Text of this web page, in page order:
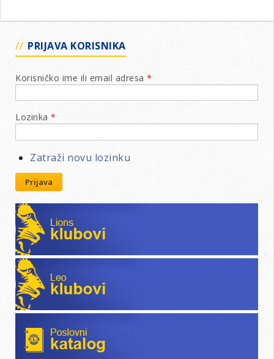
PRIJAVA KORISNIKA
Korisničko ime ili email adresa *
Lozinka *
Zatraži novu lozinku
Prijava
Lions klubovi
Leo klubovi